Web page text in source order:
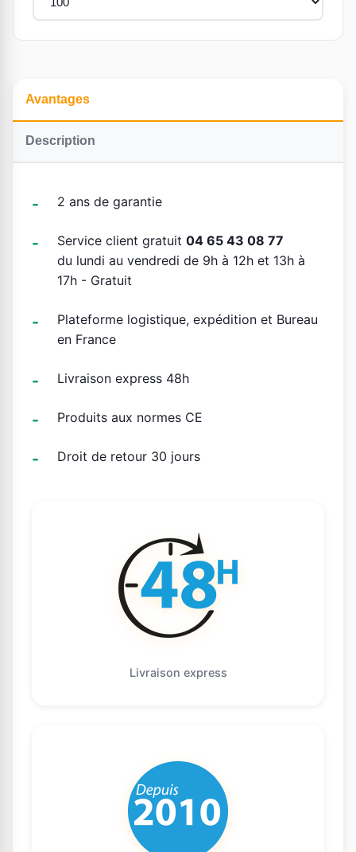
Avantages
Description
2 ans de garantie
Service client gratuit 04 65 43 08 77
du lundi au vendredi de 9h à 12h et 13h à
17h - Gratuit
Plateforme logistique, expédition et Bureau
en France
Livraison express 48h
Produits aux normes CE
Droit de retour 30 jours
Livraison express